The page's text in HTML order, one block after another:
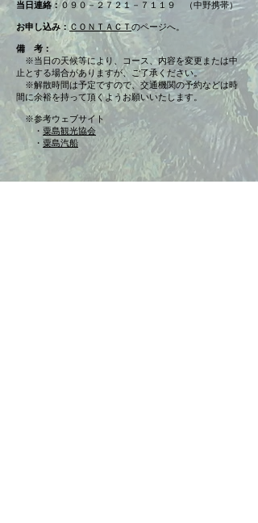
当日連絡：０９０－２７２１－７１１９ （中野携帯）
お申し込み： ＣＯＮＴＡＣＴのページへ。
備 考：
※当日の天候等により、コース、内容を変更または中
止とする場合がありますが、ご了承ください。
※解散時間は予定ですので、交通機関の予約などは時
間に余裕を持って頂くようお願いいたします。
※参考ウェブサイト
・ 粟島観光協会
​ ・ 粟島汽船